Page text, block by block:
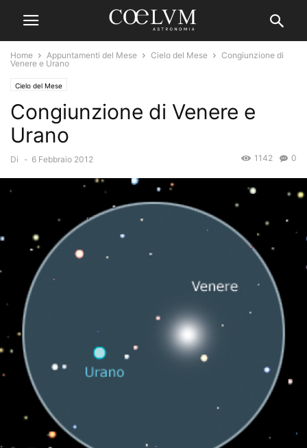
Home Appuntamenti del Mese Cielo del Mese
Congiunzione di
Venere e Urano
Cielo del Mese
Congiunzione di Venere e
Urano
Di - 6 Febbraio 2012 0
1142